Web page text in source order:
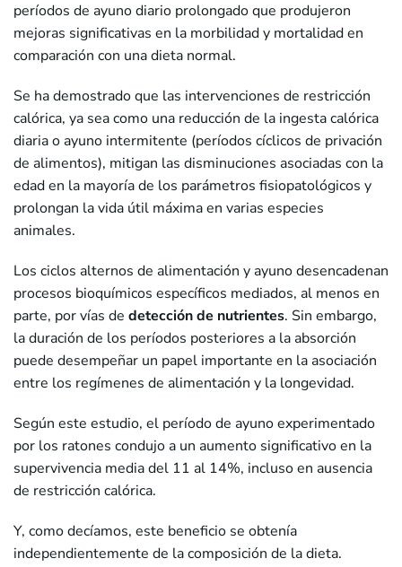
períodos de ayuno diario prolongado que produjeron
mejoras significativas en la morbilidad y mortalidad en
comparación con una dieta normal.
Se ha demostrado que las intervenciones de restricción
calórica, ya sea como una reducción de la ingesta calórica
diaria o ayuno intermitente (períodos cíclicos de privación
de alimentos), mitigan las disminuciones asociadas con la
edad en la mayoría de los parámetros fisiopatológicos y
prolongan la vida útil máxima en varias especies
animales.
Los ciclos alternos de alimentación y ayuno desencadenan
procesos bioquímicos específicos mediados, al menos en
parte, por vías de detección de nutrientes. Sin embargo,
la duración de los períodos posteriores a la absorción
puede desempeñar un papel importante en la asociación
entre los regímenes de alimentación y la longevidad.
Según este estudio, el período de ayuno experimentado
por los ratones condujo a un aumento significativo en la
supervivencia media del 11 al 14%, incluso en ausencia
de restricción calórica.
Y, como decíamos, este beneficio se obtenía
independientemente de la composición de la dieta.